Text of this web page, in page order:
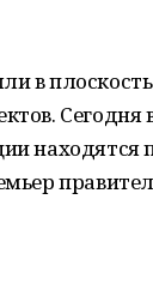
в
Сегодня
находятся